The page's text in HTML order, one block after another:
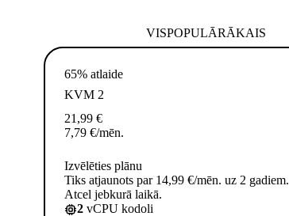
VISPOPULĀRĀKAIS
65% atlaide
KVM 2
21,99 €
7,79 €/mēn.
Izvēlēties plānu
Tiks atjaunots par 14,99 €/mēn. uz 2 gadiem.
Atcel jebkurā laikā.
2 vCPU kodoli